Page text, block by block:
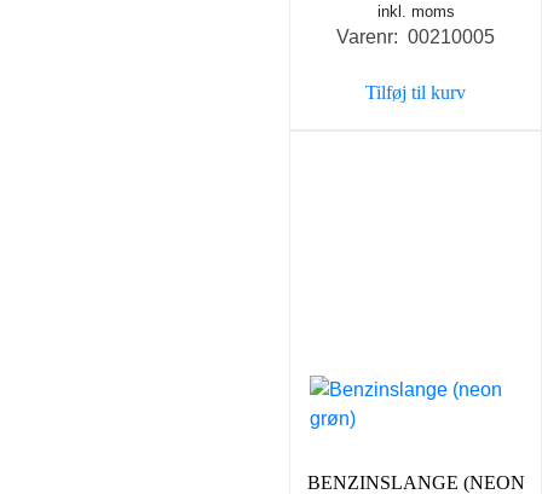
inkl. moms
Varenr: 00210005
Tilføj til kurv
BENZINSLANGE (NEON